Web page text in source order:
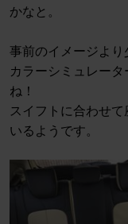
かなと。
事前のイメージより
カラーシミュレー
ね！
スイフトに合わせ
いるようです。